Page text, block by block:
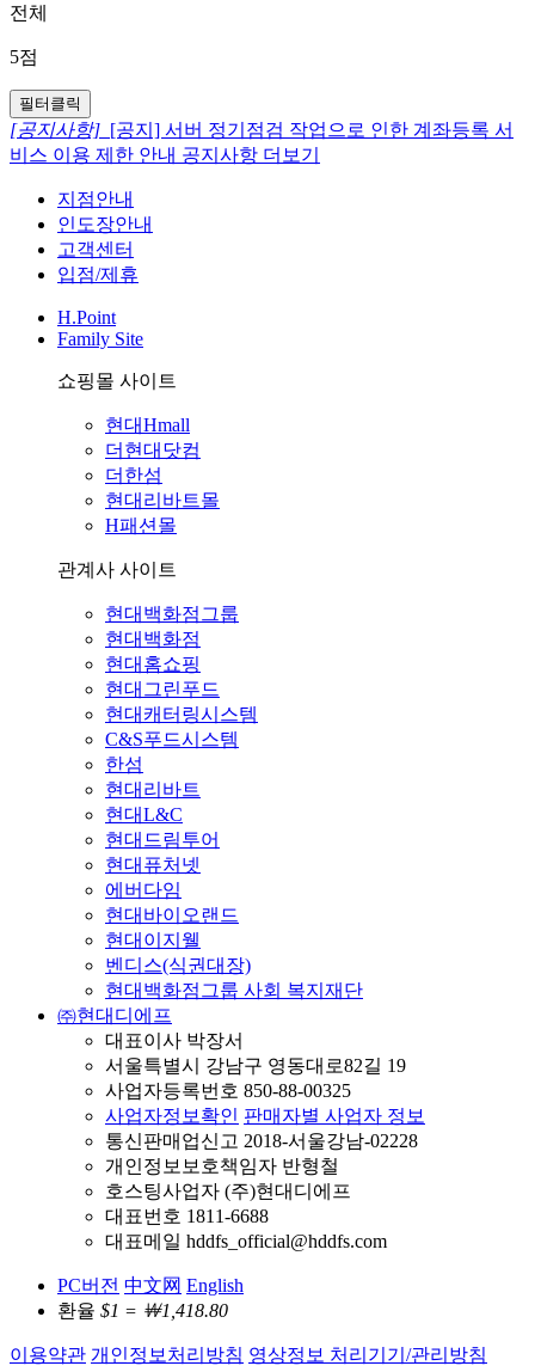
전체
5점
필터클릭
[공지사항] [공지] 서버 정기점검 작업으로 인한 계좌등록 서
비스 이용 제한 안내 공지사항 더보기
지점안내
인도장안내
고객센터
입점/제휴
H.Point
Family Site
쇼핑몰 사이트
현대Hmall
더현대닷컴
더한섬
현대리바트몰
H패션몰
관계사 사이트
현대백화점그룹
현대백화점
현대홈쇼핑
현대그린푸드
현대캐터링시스템
C&S푸드시스템
한섬
현대리바트
현대L&C
현대드림투어
현대퓨처넷
에버다임
현대바이오랜드
현대이지웰
벤디스(식권대장)
현대백화점그룹 사회 복지재단
㈜현대디에프
대표이사 박장서
서울특별시 강남구 영동대로82길 19
사업자등록번호 850-88-00325
사업자정보확인 판매자별 사업자 정보
통신판매업신고 2018-서울강남-02228
개인정보보호책임자 반형철
호스팅사업자 (주)현대디에프
대표번호 1811-6688
대표메일 hddfs_official@hddfs.com
PC버전 中文网 English
환율 $1 = ￦1,418.80
이용약관 개인정보처리방침 영상정보 처리기기/관리방침